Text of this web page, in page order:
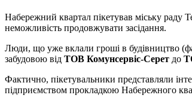
Набережний квартал пікетував міську раду
неможливість продовжувати засідання.
Люди, що уже вклали гроші в будівництво
забудовою від ТОВ Комунсервіс-Серет до
Фактично, пікетувальники представляли
підприємством прокладкою Набережного